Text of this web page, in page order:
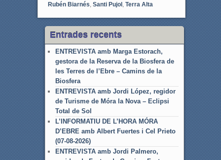
Rubén Biarnés Santi Pujol, Terra Alta
Entrades recents
ENTREVISTA amb Marga Estorach,
gestora de la Reserva de la Biosfera de
les Terres de l’Ebre – Camins de la
Biosfera
ENTREVISTA amb Jordi López, regidor
de Turisme de Móra la Nova – Eclipsi
Total de Sol
L’INFORMATIU DE L’HORA MÓRA
D’EBRE amb Albert Fuertes i Cel Prieto
(07-08-2026)
ENTREVISTA amb Jordi Palmero,